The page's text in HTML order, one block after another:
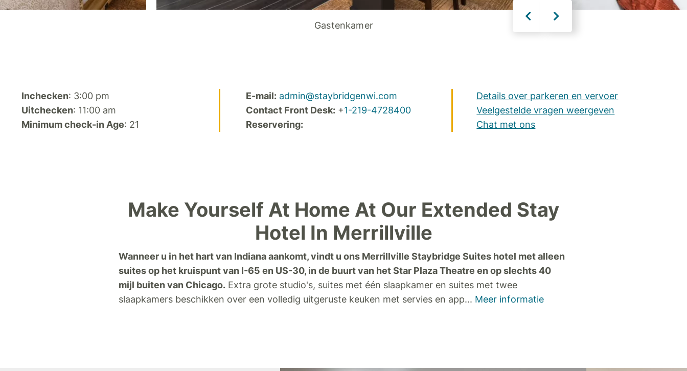
Gastenkamer
Inchecken: 3:00 pm
Uitchecken: 11:00 am
Minimum check-in Age: 21
E-mail: admin@staybridgenwi.com
Contact Front Desk:+1-219-4728400
Reservering:
Details over parkeren en vervoer
Veelgestelde vragen weergeven
Chat met ons
Make Yourself At Home At Our Extended Stay
Hotel In Merrillville
Wanneer u in het hart van Indiana aankomt, vindt u ons Merrillville Staybridge Suites hotel met alleen
suites op het kruispunt van I-65 en US-30, in de buurt van het Star Plaza Theatre en op slechts 40
mijl buiten van Chicago. Extra grote studio's, suites met één slaapkamer en suites met twee
slaapkamers beschikken over een volledig uitgeruste keuken met servies en app... Meer informatie